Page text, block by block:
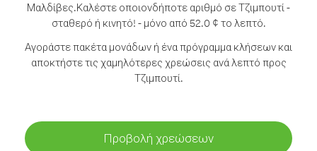
Μαλδίβες.Καλέστε οποιονδήποτε αριθμό σε Τζιμπουτί -
σταθερό ή κινητό! - μόνο από 52.0 ¢ το λεπτό.
Αγοράστε πακέτα μονάδων ή ένα πρόγραμμα κλήσεων και
αποκτήστε τις χαμηλότερες χρεώσεις ανά λεπτό προς
Τζιμπουτί.
Προβολή χρεώσεων